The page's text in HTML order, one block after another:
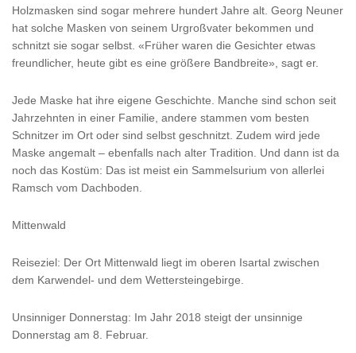
Holzmasken sind sogar mehrere hundert Jahre alt. Georg Neuner
hat solche Masken von seinem Urgroßvater bekommen und
schnitzt sie sogar selbst. «Früher waren die Gesichter etwas
freundlicher, heute gibt es eine größere Bandbreite», sagt er.
Jede Maske hat ihre eigene Geschichte. Manche sind schon seit
Jahrzehnten in einer Familie, andere stammen vom besten
Schnitzer im Ort oder sind selbst geschnitzt. Zudem wird jede
Maske angemalt – ebenfalls nach alter Tradition. Und dann ist da
noch das Kostüm: Das ist meist ein Sammelsurium von allerlei
Ramsch vom Dachboden.
Mittenwald
Reiseziel: Der Ort Mittenwald liegt im oberen Isartal zwischen
dem Karwendel- und dem Wettersteingebirge.
Unsinniger Donnerstag: Im Jahr 2018 steigt der unsinnige
Donnerstag am 8. Februar.